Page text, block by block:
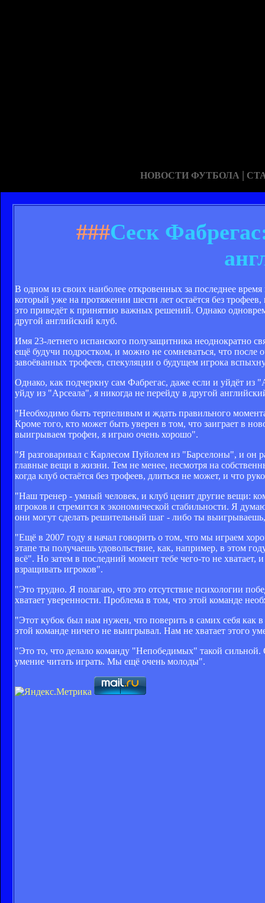
НОВОСТИ ФУТБОЛА |
###Сеск
В одном из своих наиболее откровенных за последнее
который уже на протяжении шести лет остаётся без
это приведёт к принятию важных решений. Однако
другой английский клуб.
Имя 23-летнего испанского полузащитника неоднократно
ещё будучи подростком, и можно не сомневаться, что после
завоёванных трофеев, спекуляции о будущем игрока
Однако, как подчеркну сам Фабрегас, даже если и уйдёт
уйду из "Арсеала", я никогда не перейду в другой
"Необходимо быть терпеливым и ждать правильного
Кроме того, кто может быть уверен в том, что заиграет в
выигрываем трофеи, я играю очень хорошо".
"Я разговаривал с Карлесом Пуйолем из "Барселоны", и он
главные вещи в жизни. Тем не менее, несмотря на
когда клуб остаётся без трофеев, длиться не может, и что
"Наш тренер - умный человек, и клуб ценит другие вещи:
игроков и стремится к экономической стабильности. Я
они могут сделать решительный шаг - либо ты
"Ещё в 2007 году я начал говорить о том, что мы играем
этапе ты получаешь удовольствие, как, например, в этом
всё". Но затем в последний момент тебе чего-то не
взращивать игроков".
"Это трудно. Я полагаю, что это отсутствие психологии
хватает уверенности. Проблема в том, что этой команде
"Этот кубок был нам нужен, что поверить в самих себя
этой команде ничего не выигрывал. Нам не хватает этого
"Это то, что делало команду "Непобедимых" такой сильной.
умение читать играть. Мы ещё очень молоды".